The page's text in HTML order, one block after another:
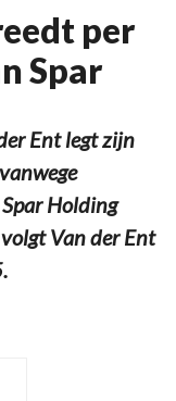
per
Spar
Ent legt zijn
Holding
Van der Ent